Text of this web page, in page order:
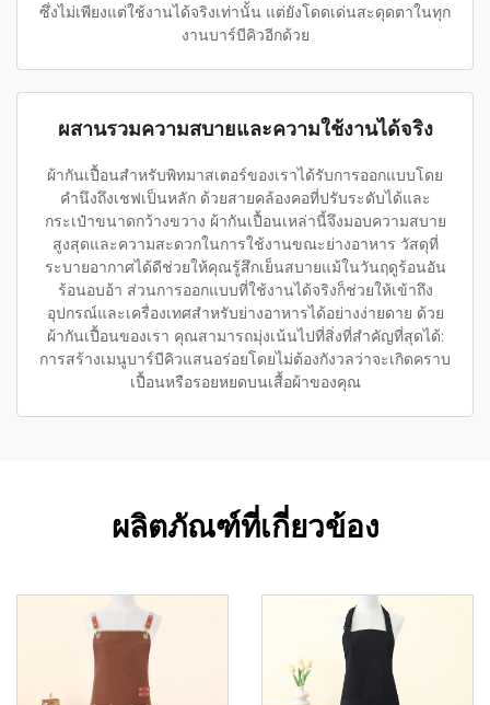
ซึ่งไม่เพียงแต่ใช้งานได้จริงเท่านั้น แต่ยังโดดเด่นสะดุดตาในทุก
งานบาร์บีคิวอีกด้วย
ผสานรวมความสบายและความใช้งานได้จริง
ผ้ากันเปื้อนสำหรับพิทมาสเตอร์ของเราได้รับการออกแบบโดย
คำนึงถึงเชฟเป็นหลัก ด้วยสายคล้องคอที่ปรับระดับได้และ
กระเป๋าขนาดกว้างขวาง ผ้ากันเปื้อนเหล่านี้จึงมอบความสบาย
สูงสุดและความสะดวกในการใช้งานขณะย่างอาหาร วัสดุที่
ระบายอากาศได้ดีช่วยให้คุณรู้สึกเย็นสบายแม้ในวันฤดูร้อนอัน
ร้อนอบอ้า ส่วนการออกแบบที่ใช้งานได้จริงก็ช่วยให้เข้าถึง
อุปกรณ์และเครื่องเทศสำหรับย่างอาหารได้อย่างง่ายดาย ด้วย
ผ้ากันเปื้อนของเรา คุณสามารถมุ่งเน้นไปที่สิ่งที่สำคัญที่สุดได้:
การสร้างเมนูบาร์บีคิวแสนอร่อยโดยไม่ต้องกังวลว่าจะเกิดคราบ
เปื้อนหรือรอยหยดบนเสื้อผ้าของคุณ
ผลิตภัณฑ์ที่เกี่ยวข้อง